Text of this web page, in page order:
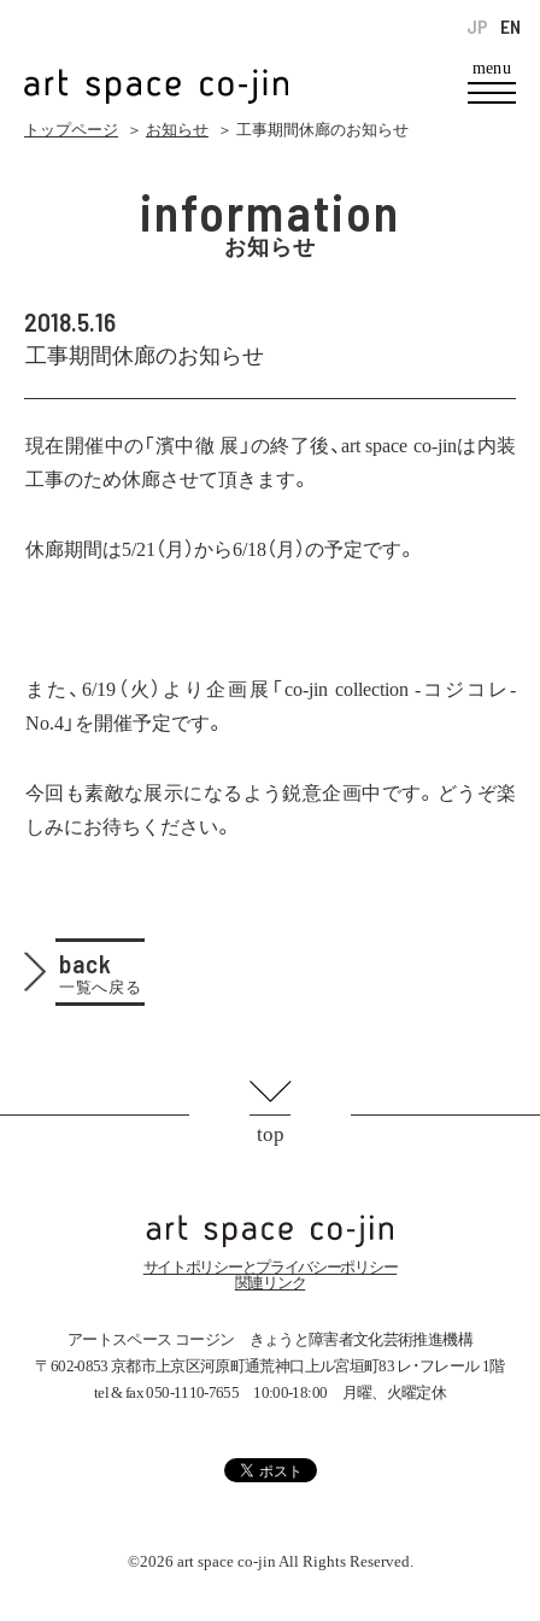
menu
EN
JP
トップページ ＞ お知らせ ＞ 工事期間休廊のお知らせ
information
お知らせ
2018.5.16
工事期間休廊のお知らせ
現在開催中の「濱中徹 展」の終了後、art space co-jinは内装
工事のため休廊させて頂きます。
休廊期間は5/21（月）から6/18（月）の予定です。
また、6/19（火）より企画展「co-jin collection -コジコレ-
No.4」を開催予定です。
今回も素敵な展示になるよう鋭意企画中です。どうぞ楽
しみにお待ちください。
back
一覧へ戻る
top
サイトポリシーとプライバシーポリシー
関連リンク
アートスペース コージン きょうと障害者文化芸術推進機構
〒602-0853 京都市上京区河原町通荒神口上ル宮垣町83 レ･フレール 1階
tel & fax 050-1110-7655 10:00-18:00 月曜、火曜定休
©2026 art space co-jin All Rights Reserved.